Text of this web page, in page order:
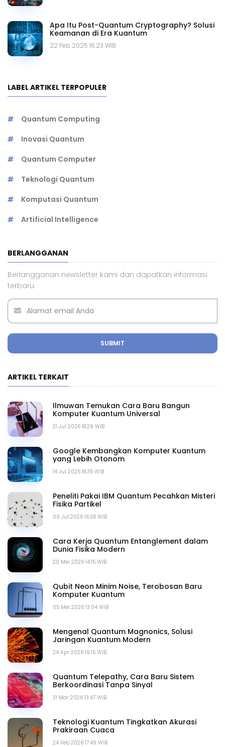
Apa Itu Post-Quantum Cryptography? Solusi
Keamanan di Era Kuantum
22 Feb 2025 16.23 WIB
LABEL ARTIKEL TERPOPULER
Quantum Computing
Inovasi Quantum
Quantum Computer
Teknologi Quantum
Komputasi Quantum
Artificial Intelligence
BERLANGGANAN
Berlangganan newsletter kami dan dapatkan informasi
terbaru.
SUBMIT
ARTIKEL TERKAIT
21 Jul 2026 18.29 WIB
Ilmuwan Temukan Cara Baru Bangun
Komputer Kuantum Universal
14 Jul 2026 18.35 WIB
Google Kembangkan Komputer Kuantum
yang Lebih Otonom
09 Jul 2026 16.08 WIB
Peneliti Pakai IBM Quantum Pecahkan Misteri
Fisika Partikel
20 Mei 2026 14.15 WIB
Cara Kerja Quantum Entanglement dalam
Dunia Fisika Modern
05 Mei 2026 13.04 WIB
Qubit Neon Minim Noise, Terobosan Baru
Komputer Kuantum
24 Apr 2026 19.15 WIB
Mengenal Quantum Magnonics, Solusi
Jaringan Kuantum Modern
31 Mar 2026 13.47 WIB
Quantum Telepathy, Cara Baru Sistem
Berkoordinasi Tanpa Sinyal
24 Feb 2026 17.49 WIB
Teknologi Kuantum Tingkatkan Akurasi
Prakiraan Cuaca